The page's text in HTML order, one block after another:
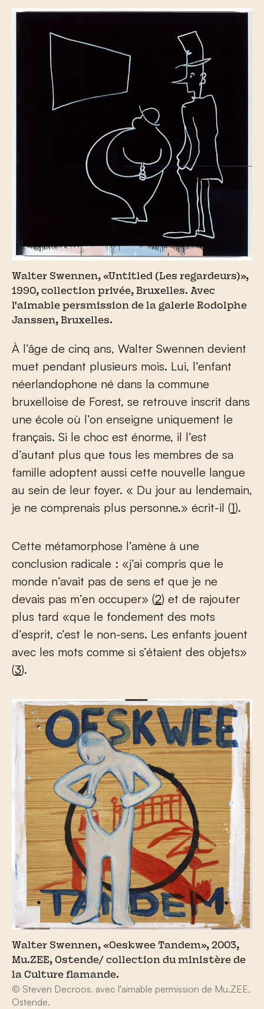
Walter Swennen, «Untitled (Les regardeurs)»,
1990, collection privée, Bruxelles. Avec
l'aimable persmission de la galerie Rodolphe
Janssen, Bruxelles.
À l’âge de cinq ans, Walter Swennen devient
muet pendant plusieurs mois. Lui, l’enfant
néerlandophone né dans la commune
bruxelloise de Forest, se retrouve inscrit dans
une école où l’on enseigne uniquement le
français. Si le choc est énorme, il l’est
d’autant plus que tous les membres de sa
famille adoptent aussi cette nouvelle langue
au sein de leur foyer. « Du jour au lendemain,
je ne comprenais plus personne.» écrit-il (1).
Cette métamorphose l’amène à une
conclusion radicale : «j’ai compris que le
monde n’avait pas de sens et que je ne
devais pas m’en occuper» (2) et de rajouter
plus tard «que le fondement des mots
d’esprit, c’est le non-sens. Les enfants jouent
avec les mots comme si s’étaient des objets»
(3).
Walter Swennen, «Oeskwee Tandem», 2003,
Mu.ZEE, Ostende/ collection du ministère de
la Culture flamande.
© Steven Decroos. avec l'aimable permission de Mu.ZEE,
Ostende.